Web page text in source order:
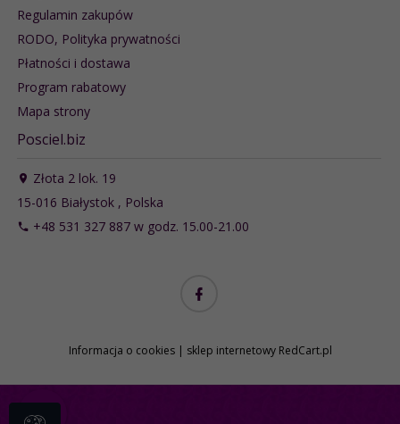
Regulamin zakupów
RODO, Polityka prywatności
Płatności i dostawa
Program rabatowy
Mapa strony
Posciel.biz
Złota 2 lok. 19
15-016 Białystok , Polska
+48 531 327 887 w godz. 15.00-21.00
Informacja o cookies| sklep internetowyRedCart.pl